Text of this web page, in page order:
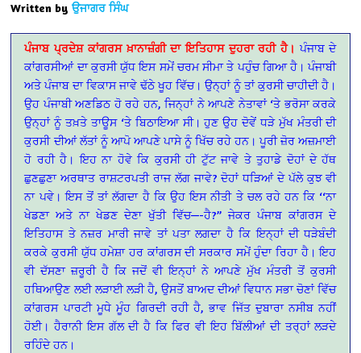
Written by ਉਜਾਗਰ ਸਿੰਘ
ਪੰਜਾਬ ਪ੍ਰਦੇਸ਼ ਕਾਂਗਰਸ ਖ਼ਾਨਾਜ਼ੰਗੀ ਦਾ ਇਤਿਹਾਸ ਦੁਹਰਾ ਰਹੀ ਹੈ। ਪੰਜਾਬ ਦੇ
ਕਾਂਗਰਸੀਆਂ ਦਾ ਕੁਰਸੀ ਯੁੱਧ ਇਸ ਸਮੇਂ ਚਰਮ ਸੀਮਾ ਤੇ ਪਹੁੰਚ ਗਿਆ ਹੈ। ਪੰਜਾਬੀ
ਅਤੇ ਪੰਜਾਬ ਦਾ ਵਿਕਾਸ ਜਾਵੇ ਢੱਠੇ ਖੂਹ ਵਿੱਚ। ਉਨ੍ਹਾਂ ਨੂੰ ਤਾਂ ਕੁਰਸੀ ਚਾਹੀਦੀ ਹੈ।
ਉਹ ਪੰਜਾਬੀ ਅਣਡਿਠ ਹੋ ਰਹੇ ਹਨ, ਜਿਨ੍ਹਾਂ ਨੇ ਆਪਣੇ ਨੇਤਾਵਾਂ ‘ਤੇ ਭਰੋਸਾ ਕਰਕੇ
ਉਨ੍ਹਾਂ ਨੂੰ ਤਖ਼ਤੇ ਤਾਊਸ ‘ਤੇ ਬਿਠਾਇਆ ਸੀ। ਹੁਣ ਉਹ ਦੋਵੇਂ ਧੜੇ ਮੁੱਖ ਮੰਤਰੀ ਦੀ
ਕੁਰਸੀ ਦੀਆਂ ਲੱਤਾਂ ਨੂੰ ਆਪੋ ਆਪਣੇ ਪਾਸੇ ਨੂੰ ਖਿੱਚ ਰਹੇ ਹਨ। ਪੂਰੀ ਜ਼ੋਰ ਅਜ਼ਮਾਈ
ਹੋ ਰਹੀ ਹੈ। ਇਹ ਨਾ ਹੋਵੇ ਕਿ ਕੁਰਸੀ ਹੀ ਟੁੱਟ ਜਾਵੇ ਤੇ ਤੁਹਾਡੇ ਦੋਹਾਂ ਦੇ ਹੱਥ
ਛੁਣਛੁਣਾ ਅਰਥਾਤ ਰਾਸ਼ਟਰਪਤੀ ਰਾਜ ਲੱਗ ਜਾਵੇ? ਦੋਹਾਂ ਧੜਿਆਂ ਦੇ ਪੱਲੇ ਕੁਝ ਵੀ
ਨਾ ਪਵੇ। ਇਸ ਤੋਂ ਤਾਂ ਲੱਗਦਾ ਹੈ ਕਿ ਉਹ ਇਸ ਨੀਤੀ ਤੇ ਚਲ ਰਹੇ ਹਨ ਕਿ ‘‘ਨਾ
ਖੇਡਣਾ ਅਤੇ ਨਾ ਖੇਡਣ ਦੇਣਾ ਖੁੱਤੀ ਵਿੱਚ—-ਹੈ?’’ ਜੇਕਰ ਪੰਜਾਬ ਕਾਂਗਰਸ ਦੇ
ਇਤਿਹਾਸ ਤੇ ਨਜ਼ਰ ਮਾਰੀ ਜਾਵੇ ਤਾਂ ਪਤਾ ਲਗਦਾ ਹੈ ਕਿ ਇਨ੍ਹਾਂ ਦੀ ਧੜੇਬੰਦੀ
ਕਰਕੇ ਕੁਰਸੀ ਯੁੱਧ ਹਮੇਸ਼ਾ ਹਰ ਕਾਂਗਰਸ ਦੀ ਸਰਕਾਰ ਸਮੇਂ ਹੁੰਦਾ ਰਿਹਾ ਹੈ। ਇਹ
ਵੀ ਦੱਸਣਾ ਜ਼ਰੂਰੀ ਹੈ ਕਿ ਜਦੋਂ ਵੀ ਇਨ੍ਹਾਂ ਨੇ ਆਪਣੇ ਮੁੱਖ ਮੰਤਰੀ ਤੋਂ ਕੁਰਸੀ
ਹਥਿਆਉਣ ਲਈ ਲੜਾਈ ਲੜੀ ਹੈ, ਉਸਤੋਂ ਬਾਅਦ ਦੀਆਂ ਵਿਧਾਨ ਸਭਾ ਚੋਣਾਂ ਵਿੱਚ
ਕਾਂਗਰਸ ਪਾਰਟੀ ਮੂਧੇ ਮੂੰਹ ਗਿਰਦੀ ਰਹੀ ਹੈ, ਭਾਵ ਜਿੱਤ ਦੁਬਾਰਾ ਨਸੀਬ ਨਹੀਂ
ਹੋਈ। ਹੈਰਾਨੀ ਇਸ ਗੱਲ ਦੀ ਹੈ ਕਿ ਫਿਰ ਵੀ ਇਹ ਬਿੱਲੀਆਂ ਦੀ ਤਰ੍ਹਾਂ ਲੜਦੇ
ਰਹਿੰਦੇ ਹਨ।